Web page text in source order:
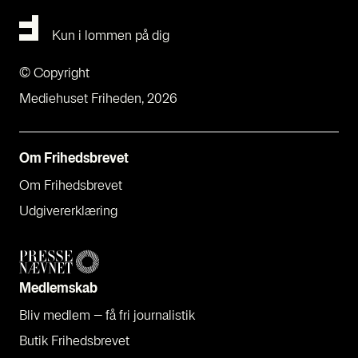
Om Fri­heds­bre­vet
Om Fri­heds­bre­vet
Udgi­ve­rer­klæ­ring
Med­lem­skab
Bliv med­lem – få fri jour­na­li­stik
Butik Fri­heds­bre­vet
Kun i lommen på dig
Mediehuset Friheden, 2026
© Copyright